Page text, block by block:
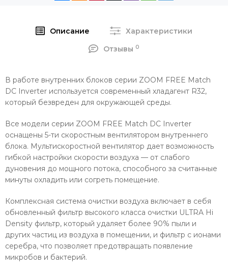
Описание
Характеристики
Отзывы 0
В работе внутренних блоков серии ZOOM FREE Match
DC Inverter используется современный хладагент R32,
который безвреден для окружающей среды.
Все модели серии ZOOM FREE Match DC Inverter
оснащены 5-ти скоростным вентилятором внутреннего
блока. Мультискоростной вентилятор дает возможность
гибкой настройки скорости воздуха — от слабого
дуновения до мощного потока, способного за считанные
минуты охладить или согреть помещение.
Комплексная система очистки воздуха включает в себя
обновленный фильтр высокого класса очистки ULTRA Hi
Density фильтр, который удаляет более 90% пыли и
других частиц из воздуха в помещении, и фильтр с ионами
серебра, что позволяет предотвращать появление
микробов и бактерий.